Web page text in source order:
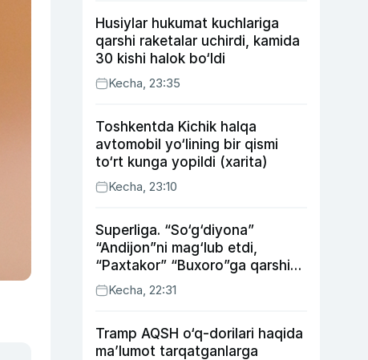
Husiylar hukumat kuchlariga
qarshi raketalar uchirdi, kamida
30 kishi halok bo‘ldi
Kecha, 23:35
Toshkentda Kichik halqa
avtomobil yo‘lining bir qismi
to‘rt kunga yopildi (xarita)
Kecha, 23:10
Superliga. “So‘g‘diyona”
“Andijon”ni mag‘lub etdi,
“Paxtakor” “Buxoro”ga qarshi
bahsda g‘alabani qo‘ldan
chiqardi
Kecha, 22:31
Tramp AQSH o‘q-dorilari haqida
ma’lumot tarqatganlarga